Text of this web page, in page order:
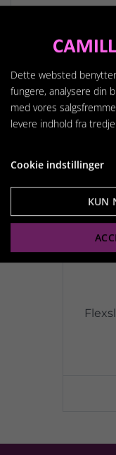
Relaterede
Dette websted
fungere, analysere din
med vores
levere indhold fra
Cookie indstillinger
KUN